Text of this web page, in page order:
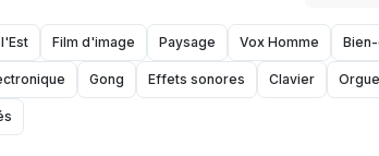
Film d'image Paysage Vox Homme
Gong Effets sonores Clavier Orgue